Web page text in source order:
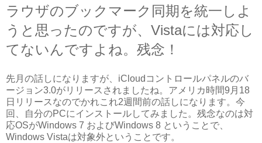
ラウザのブックマーク同期を統一しよ
うと思ったのですが、Vistaには対応し
てないんですよね。残念！
先月の話しになりますが、iCloudコントロールパネルのバ
ージョン3.0がリリースされましたね。アメリカ時間9月18
日リリースなのでかれこれ2週間前の話しになります。今
回、自分のPCにインストールしてみました。残念なのは対
応OSがWindows 7 およびWindows 8 ということで、
Windows Vistaは対象外ということです。